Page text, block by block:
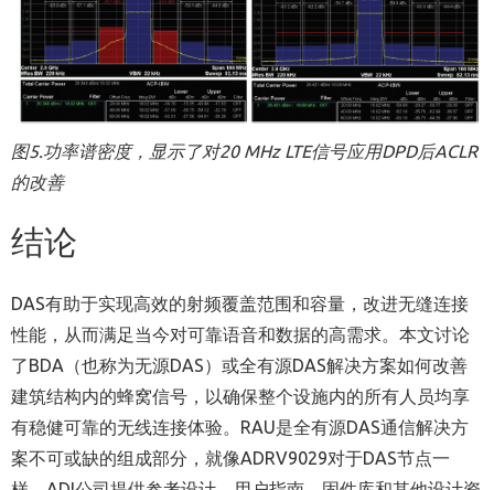
图5.功率谱密度，显示了对20 MHz LTE信号应用DPD后ACLR
的改善
结论
DAS有助于实现高效的射频覆盖范围和容量，改进无缝连接
性能，从而满足当今对可靠语音和数据的高需求。本文讨论
了BDA（也称为无源DAS）或全有源DAS解决方案如何改善
建筑结构内的蜂窝信号，以确保整个设施内的所有人员均享
有稳健可靠的无线连接体验。RAU是全有源DAS通信解决方
案不可或缺的组成部分，就像ADRV9029对于DAS节点一